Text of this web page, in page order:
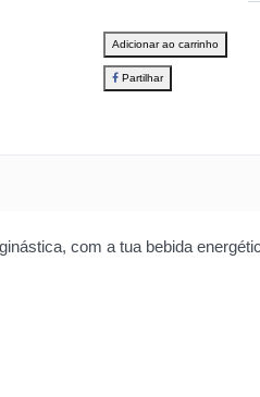
Adicionar ao carrinho
Partilhar
com a tua bebida